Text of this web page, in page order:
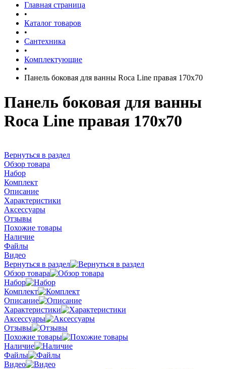
Главная страница
•
Каталог товаров
•
Сантехника
•
Комплектующие
•
Панель боковая для ванны Roca Line правая 170х70
Панель боковая для ванны
Roca Line правая 170х70
Вернуться в раздел
Обзор товара
Набор
Комплект
Описание
Характеристики
Аксессуары
Отзывы
Похожие товары
Наличие
Файлы
Видео
Вернуться в раздел
Обзор товара
Набор
Комплект
Описание
Характеристики
Аксессуары
Отзывы
Похожие товары
Наличие
Файлы
Видео